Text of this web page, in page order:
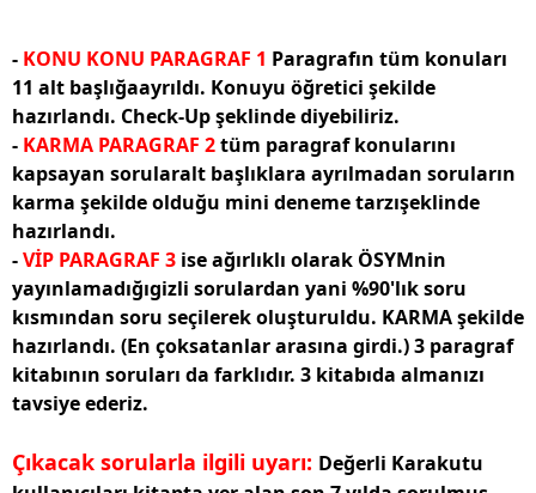
- KONU KONU PARAGRAF 1 Paragrafın tüm konuları
11 alt başlığaayrıldı. Konuyu öğretici şekilde
hazırlandı. Check-Up şeklinde diyebiliriz.
- KARMA PARAGRAF 2tüm paragraf konularını
kapsayan sorularalt başlıklara ayrılmadan soruların
karma şekilde olduğu mini deneme tarzışeklinde
hazırlandı.
-VİP PARAGRAF 3 ise ağırlıklı olarak ÖSYMnin
yayınlamadığıgizli sorulardan yani %90'lık soru
kısmından soru seçilerek oluşturuldu. KARMA şekilde
hazırlandı. (En çoksatanlar arasına girdi.) 3 paragraf
kitabının soruları da farklıdır. 3 kitabıda almanızı
tavsiye ederiz.
Çıkacak sorularla ilgili uyarı: Değerli Karakutu